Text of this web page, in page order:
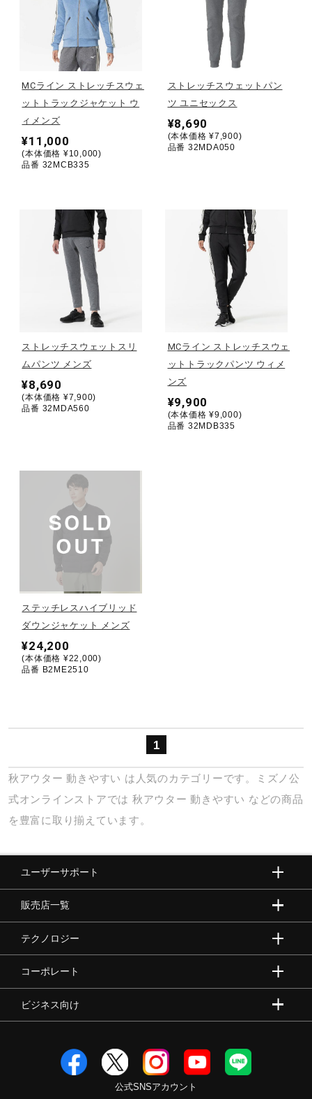
柔道
ウィンタースポーツ
ワーキング
ライフスタイルグッズ
インナー
アウトドア／レイン
健康／エクササイズ
ジュニア／キッズ
メディカル
コラボ／ライセンス
サポート
MCライン ストレッチスウェ
ットトラックジャケット ウ
ィメンズ
¥11,000
(本体価格 ¥10,000)
品番 32MCB335
ストレッチスウェットパン
ツ ユニセックス
¥8,690
(本体価格 ¥7,900)
品番 32MDA050
ストレッチスウェットスリ
ムパンツ メンズ
¥8,690
(本体価格 ¥7,900)
品番 32MDA560
MCライン ストレッチスウェ
ットトラックパンツ ウィメ
ンズ
¥9,900
(本体価格 ¥9,000)
品番 32MDB335
ステッチレスハイブリッド
ダウンジャケット メンズ
¥24,200
(本体価格 ¥22,000)
品番 B2ME2510
1
秋アウター 動きやすい は人気のカテゴリーです。ミズノ公
式オンラインストアでは 秋アウター 動きやすい などの商品
を豊富に取り揃えています。
ユーザーサポート
販売店一覧
テクノロジー
コーポレート
ビジネス向け
公式SNSアカウント